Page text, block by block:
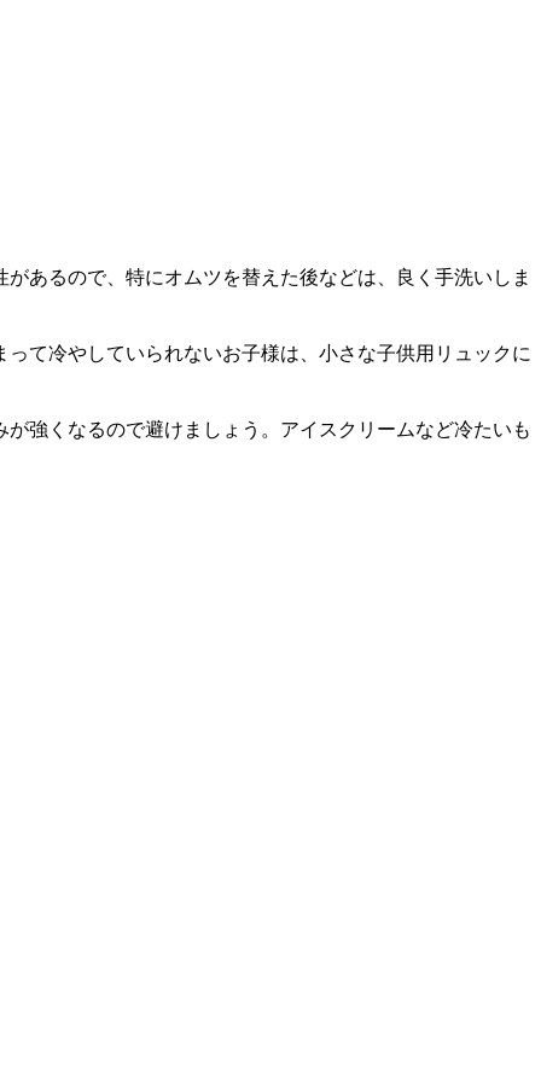
あるので、特にオムツを替えた後などは、良く手洗いしま
て冷やしていられないお子様は、小さな子供用リュックに
強くなるので避けましょう。アイスクリームなど冷たいも